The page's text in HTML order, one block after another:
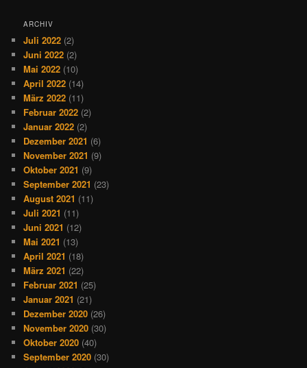
ARCHIV
Juli 2022 (2)
Juni 2022 (2)
Mai 2022 (10)
April 2022 (14)
März 2022 (11)
Februar 2022 (2)
Januar 2022 (2)
Dezember 2021 (6)
November 2021 (9)
Oktober 2021 (9)
September 2021 (23)
August 2021 (11)
Juli 2021 (11)
Juni 2021 (12)
Mai 2021 (13)
April 2021 (18)
März 2021 (22)
Februar 2021 (25)
Januar 2021 (21)
Dezember 2020 (26)
November 2020 (30)
Oktober 2020 (40)
September 2020 (30)